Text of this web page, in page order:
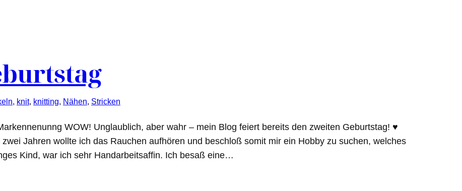
, knit, knitting, Nähen, Stricken
WOW! Unglaublich, aber wahr – mein Blog feiert bereits den zweiten Geburtstag! ♥
Jahren wollte ich das Rauchen aufhören und beschloß somit mir ein Hobby zu suchen, welches
Kind, war ich sehr Handarbeitsaffin. Ich besaß eine…